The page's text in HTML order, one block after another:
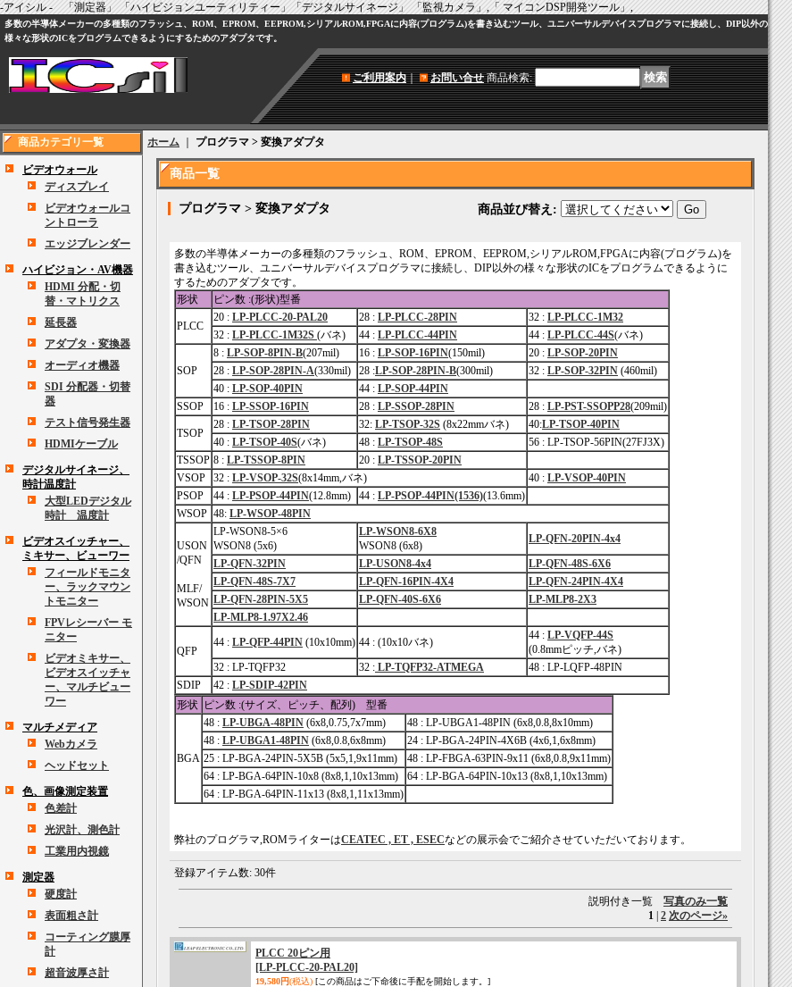
-アイシル - 「測定器」 「ハイビジョンユーティリティー」「デジタルサイネージ」 「監視カメラ」,「 マイコンDSP開発ツール」,
多数の半導体メーカーの多種類のフラッシュ、ROM、EPROM、EEPROM,シリアルROM,FPGAに内容(プログラム)を書き込むツール、ユニバーサルデバイスプログラマに接続し、DIP以外の
様々な形状のICをプログラムできるようにするためのアダプタです。
ご利用案内｜ お問い合せ 商品検索:
商品カテゴリ一覧
ビデオウォール
ディスプレイ
ビデオウォールコ
ントローラ
エッジブレンダー
ハイビジョン・AV機器
HDMI 分配・切
替・マトリクス
延長器
アダプタ・変換器
オーディオ機器
SDI 分配器・切替
器
テスト信号発生器
HDMIケーブル
デジタルサイネージ、
時計温度計
大型LEDデジタル
時計 温度計
ビデオスイッチャー、
ミキサー、ビューワー
フィールドモニタ
ー、ラックマウン
トモニター
FPVレシーバー モ
ニター
ビデオミキサー、
ビデオスイッチャ
ー、マルチビュー
ワー
マルチメディア
Webカメラ
ヘッドセット
色、画像測定装置
色差計
光沢計、測色計
工業用内視鏡
測定器
硬度計
表面粗さ計
コーティング膜厚
計
超音波厚さ計
ホーム プログラマ > 変換アダプタ
商品一覧
プログラマ > 変換アダプタ 商品並び替え :
多数の半導体メーカーの多種類のフラッシュ、ROM、EPROM、EEPROM,シリアルROM,FPGAに内容(プログラム)を
書き込むツール、ユニバーサルデバイスプログラマに接続し、DIP以外の様々な形状のICをプログラムできるように
するためのアダプタです。
形状
ピン数 :(形状)型番
PLCC
20 : LP-PLCC-20-PAL20 28 : LP-PLCC-28PIN 32 : LP-PLCC-1M32
32 : LP-PLCC-1M32S (バネ) 44 : LP-PLCC-44PIN 44 : LP-PLCC-44S(バネ)
SOP
8 : LP-SOP-8PIN-B(207mil) 16 : LP-SOP-16PIN(150mil) 20 : LP-SOP-20PIN
28 : LP-SOP-28PIN-A(330mil) 28 :LP-SOP-28PIN-B(300mil) 32 : LP-SOP-32PIN (460mil)
40 : LP-SOP-40PIN 44 : LP-SOP-44PIN
SSOP
16 : LP-SSOP-16PIN 28 : LP-SSOP-28PIN 28 : LP-PST-SSOPP28(209mil)
TSOP
28 : LP-TSOP-28PIN 32: LP-TSOP-32S (8x22mmバネ) 40:LP-TSOP-40PIN
40 : LP-TSOP-40S(バネ) 48 : LP-TSOP-48S
56 : LP-TSOP-56PIN(27FJ3X)
TSSOP 8 : LP-TSSOP-8PIN 20 : LP-TSSOP-20PIN
VSOP
32 : LP-VSOP-32S(8x14mm,バネ) 40 : LP-VSOP-40PIN
PSOP
44 : LP-PSOP-44PIN(12.8mm) 44 : LP-PSOP-44PIN(1536)(13.6mm)
WSOP 48: LP-WSOP-48PIN
USON
/QFN
MLF/
WSON
LP-WSON8-5×6
WSON8 (5x6)
LP-WSON8-6X8
WSON8 (6x8)
LP-QFN-20PIN-4x4
LP-QFN-32PIN
LP-USON8-4x4
LP-QFN-48S-6X6
LP-QFN-48S-7X7
LP-QFN-16PIN-4X4
LP-QFN-24PIN-4X4
LP-QFN-28PIN-5X5
LP-QFN-40S-6X6
LP-MLP8-2X3
LP-MLP8-1.97X2.46
QFP
44 : LP-QFP-44PIN (10x10mm) 44 : (10x10バネ)
44 : LP-VQFP-44S
(0.8mmピッチ,バネ)
32 : LP-TQFP32
32 : LP-TQFP32-ATMEGA
48 : LP-LQFP-48PIN
SDIP
42 : LP-SDIP-42PIN
形状 ピン数 :(サイズ、ピッチ、配列) 型番
BGA
48 : LP-UBGA-48PIN (6x8,0.75,7x7mm)
48 : LP-UBGA1-48PIN (6x8,0.8,8x10mm)
48 : LP-UBGA1-48PIN (6x8,0.8,6x8mm)
24 : LP-BGA-24PIN-4X6B (4x6,1,6x8mm)
25 : LP-BGA-24PIN-5X5B (5x5,1,9x11mm)
48 : LP-FBGA-63PIN-9x11 (6x8,0.8,9x11mm)
64 : LP-BGA-64PIN-10x8 (8x8,1,10x13mm)
64 : LP-BGA-64PIN-10x13 (8x8,1,10x13mm)
64 : LP-BGA-64PIN-11x13 (8x8,1,11x13mm)
弊社のプログラマ,ROMライターはCEATEC , ET , ESECなどの展示会でご紹介させていただいております。
登録アイテム数: 30件
説明付き一覧 写真のみ一覧
1 2 次のページ»
PLCC 20ピン用
[LP-PLCC-20-PAL20]
19,580円(税込) [この商品はご下命後に手配を開始します。]